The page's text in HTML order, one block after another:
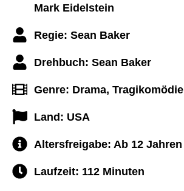
Mark Eidelstein
Regie: Sean Baker
Drehbuch: Sean Baker
Genre: Drama, Tragikomödie
Land: USA
Altersfreigabe: Ab 12 Jahren
Laufzeit: 112 Minuten